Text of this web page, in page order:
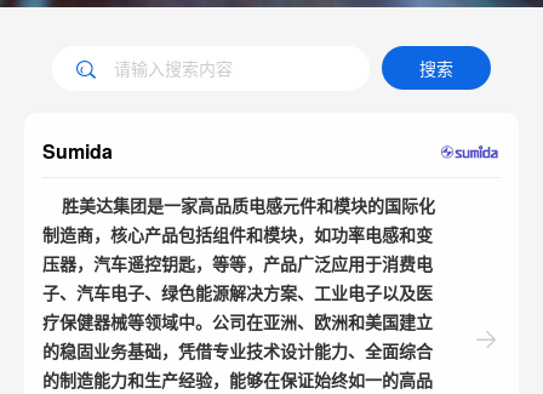
搜索
Sumida
胜美达集团是一家高品质电感元件和模块的国际化
制造商，核心产品包括组件和模块，如功率电感和变
压器，汽车遥控钥匙，等等，产品广泛应用于消费电
子、汽车电子、绿色能源解决方案、工业电子以及医
疗保健器械等领域中。公司在亚洲、欧洲和美国建立
的稳固业务基础，凭借专业技术设计能力、全面综合
的制造能力和生产经验，能够在保证始终如一的高品